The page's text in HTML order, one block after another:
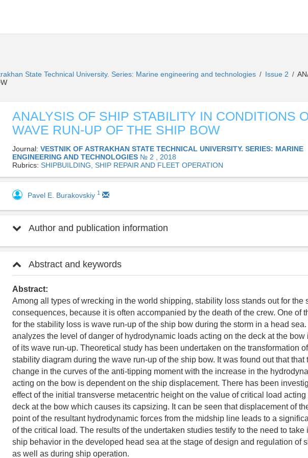
State Technical University. Series: Marine engineering and technologies / Issue 2 /
ANALYSIS OF SHIP STABILITY IN CONDITIONS
WAVE RUN-UP OF THE SHIP BOW
Journal: VESTNIK OF ASTRAKHAN STATE TECHNICAL UNIVERSITY. SERIES: MARINE
ENGINEERING AND TECHNOLOGIES № 2 , 2018
Rubrics: SHIPBUILDING, SHIP REPAIR AND FLEET OPERATION
Pavel E. Burakovskiy 1
Author and publication information
Abstract and keywords
Abstract:
Among all types of wrecking in the world shipping, stability loss stands out for the
consequences, because it is often accompanied by the death of the crew. One of
for the stability loss is wave run-up of the ship bow during the storm in a head
analyzes the level of danger of hydrodynamic loads acting on the deck at the bow
of its wave run-up. Theoretical study has been undertaken on the transformation of
stability diagram during the wave run-up of the ship bow. It was found out that that
change in the curves of the anti-tipping moment with the increase in the
acting on the bow is dependent on the ship displacement. There has been
effect of the initial transverse metacentric height on the value of critical load
deck at the bow which causes its capsizing. It can be seen that displacement of
point of the resultant hydrodynamic forces from the midship line leads to a
of the critical load. The results of the undertaken studies testify to the need to take
ship behavior in the developed head sea at the stage of design and regulation of
as well as during ship operation.